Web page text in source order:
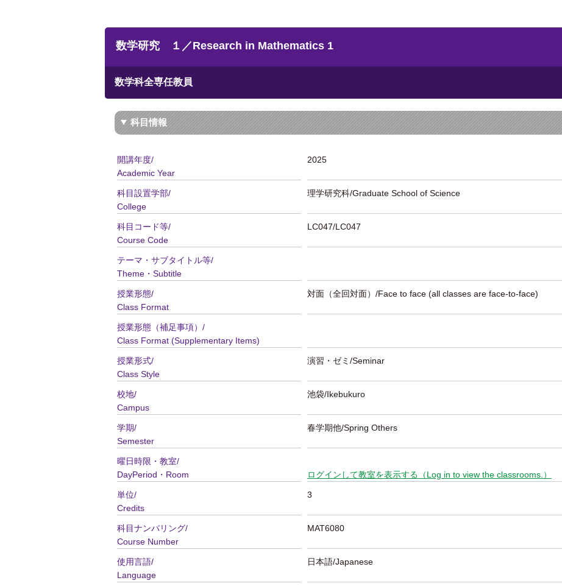
数学研究 １／Research in Mathematics 1
数学科全専任教員
科目情報
開講年度/
Academic Year
2025
科目設置学部/
College
理学研究科/Graduate School of Science
科目コード等/
Course Code
LC047/LC047
テーマ・サブタイトル等/
Theme・Subtitle
授業形態/
Class Format
対面（全回対面）/Face to face (all classes are face-to-face)
授業形態（補足事項）/
Class Format (Supplementary Items)
授業形式/
Class Style
演習・ゼミ/Seminar
校地/
Campus
池袋/Ikebukuro
学期/
Semester
春学期他/Spring Others
曜日時限・教室/
DayPeriod・Room
ログインして教室を表示する（Log in to view the classrooms.）
単位/
Credits
3
科目ナンバリング/
Course Number
MAT6080
使用言語/
Language
日本語/Japanese